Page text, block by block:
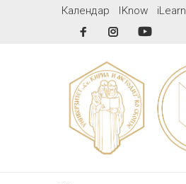
Календар IKnow iLearn
FacebookInstagram